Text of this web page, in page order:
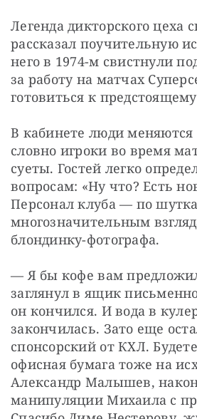
Легенда дикторского цеха
рассказал поучительную
него в 1974-м свистнули
за работу на матчах
готовиться к
В кабинете люди меняются
словно игроки во время
суеты. Гостей легко
вопросам: «Ну что? Есть
Персонал клуба — по
многозначительным
блондинку-фотографа.
— Я бы кофе вам
заглянул в ящик
он кончился. И вода в
закончилась. Зато еще
спонсорский от КХЛ.
офисная бумага тоже на
Александр Малышев,
манипуляции Михаила с